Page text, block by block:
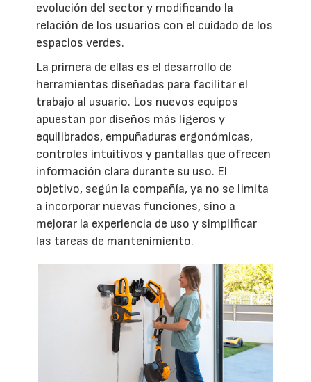
evolución del sector y modificando la
relación de los usuarios con el cuidado de los
espacios verdes.
La primera de ellas es el desarrollo de
herramientas diseñadas para facilitar el
trabajo al usuario. Los nuevos equipos
apuestan por diseños más ligeros y
equilibrados, empuñaduras ergonómicas,
controles intuitivos y pantallas que ofrecen
información clara durante su uso. El
objetivo, según la compañía, ya no se limita
a incorporar nuevas funciones, sino a
mejorar la experiencia de uso y simplificar
las tareas de mantenimiento.